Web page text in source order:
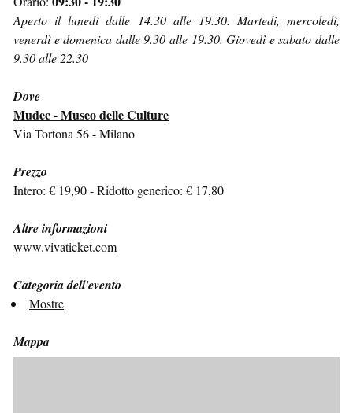
Aperto il lunedì dalle 14.30 alle 19.30. Martedì, mercoledì,
venerdì e domenica dalle 9.30 alle 19.30. Giovedì e sabato dalle
9.30 alle 22.30
Dove
Mudec - Museo delle Culture
Via Tortona 56 - Milano
Prezzo
Intero: € 19,90 - Ridotto generico: € 17,80
Altre informazioni
www.vivaticket.com
Categoria dell'evento
Mostre
Mappa